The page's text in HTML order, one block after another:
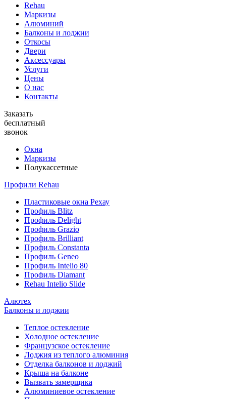
Rehau
Маркизы
Алюминий
Балконы и лоджии
Откосы
Двери
Аксессуары
Услуги
Цены
О нас
Контакты
Заказать
бесплатный
звонок
Окна
Маркизы
Полукассетные
Профили Rehau
Пластиковые окна Рехау
Профиль Blitz
Профиль Delight
Профиль Grazio
Профиль Brilliant
Профиль Constanta
Профиль Geneo
Профиль Intelio 80
Профиль Diamant
Rehau Intelio Slide
Алютех
Балконы и лоджии
Теплое остекление
Холодное остекление
Французское остекление
Лоджия из теплого алюминия
Отделка балконов и лоджий
Крыша на балконе
Вызвать замерщика
Алюминиевое остекление